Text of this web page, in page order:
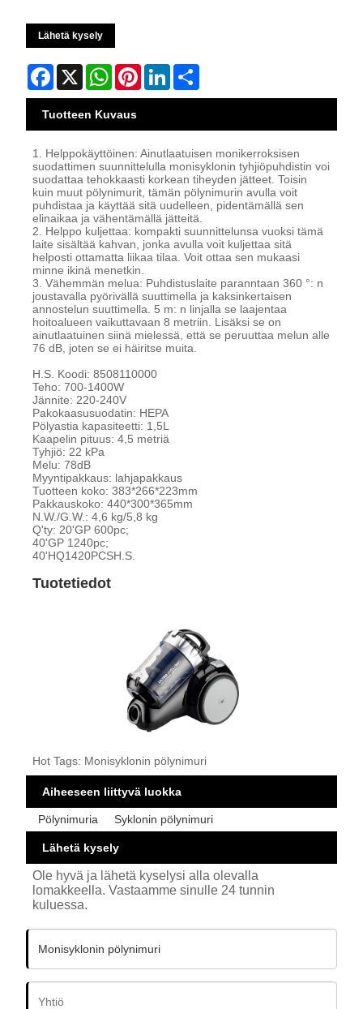
Lähetä kysely
Facebook
X WhatsApp
PinterestLinkedIn
Tuotteen Kuvaus
1. Helppokäyttöinen: Ainutlaatuisen monikerroksisen
suodattimen suunnittelulla monisyklonin tyhjiöpuhdistin voi
suodattaa tehokkaasti korkean tiheyden jätteet. Toisin
kuin muut pölynimurit, tämän pölynimurin avulla voit
puhdistaa ja käyttää sitä uudelleen, pidentämällä sen
elinaikaa ja vähentämällä jätteitä.
2. Helppo kuljettaa: kompakti suunnittelunsa vuoksi tämä
laite sisältää kahvan, jonka avulla voit kuljettaa sitä
helposti ottamatta liikaa tilaa. Voit ottaa sen mukaasi
minne ikinä menetkin.
3. Vähemmän melua: Puhdistuslaite paranntaan 360 °: n
joustavalla pyörivällä suuttimella ja kaksinkertaisen
annostelun suuttimella. 5 m: n linjalla se laajentaa
hoitoalueen vaikuttavaan 8 metriin. Lisäksi se on
ainutlaatuinen siinä mielessä, että se peruuttaa melun alle
76 dB, joten se ei häiritse muita.
H.S. Koodi: 8508110000
Teho: 700-1400W
Jännite: 220-240V
Pakokaasusuodatin: HEPA
Pölyastia kapasiteetti: 1,5L
Kaapelin pituus: 4,5 metriä
Tyhjiö: 22 kPa
Melu: 78dB
Myyntipakkaus: lahjapakkaus
Tuotteen koko: 383*266*223mm
Pakkauskoko: 440*300*365mm
N.W./G.W.: 4,6 kg/5,8 kg
Q'ty: 20'GP 600pc;
40'GP 1240pc;
40'HQ1420PCSH.S.
Tuotetiedot
Hot Tags: Monisyklonin pölynimuri
Aiheeseen liittyvä luokka
Pölynimuria Syklonin pölynimuri
Lähetä kysely
Ole hyvä ja lähetä kyselysi alla olevalla
lomakkeella. Vastaamme sinulle 24 tunnin
kuluessa.